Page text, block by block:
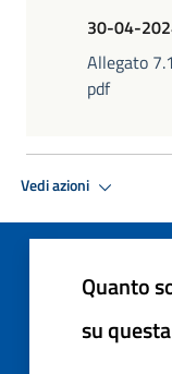
30-04-
Allegato
pdf
Vedi azioni
Quanto
su